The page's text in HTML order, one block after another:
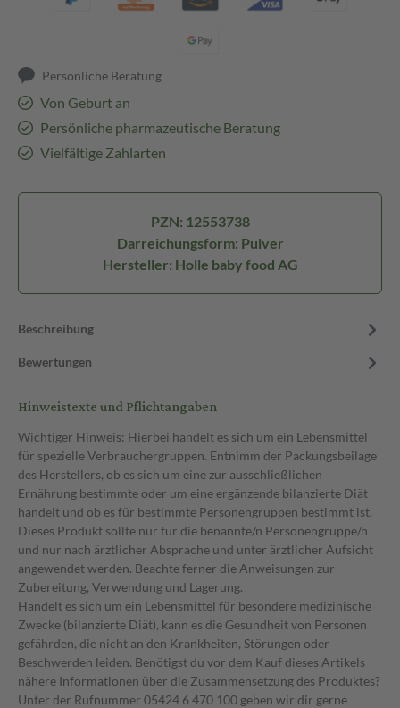
Persönliche Beratung
Von Geburt an
Persönliche pharmazeutische Beratung
Vielfältige Zahlarten
PZN: 12553738
Darreichungsform: Pulver
Hersteller: Holle baby food AG
Beschreibung
Bewertungen
Hinweistexte und Pflichtangaben
Wichtiger Hinweis: Hierbei handelt es sich um ein Lebensmittel
für spezielle Verbrauchergruppen. Entnimm der Packungsbeilage
des Herstellers, ob es sich um eine zur ausschließlichen
Ernährung bestimmte oder um eine ergänzende bilanzierte Diät
handelt und ob es für bestimmte Personengruppen bestimmt ist.
Dieses Produkt sollte nur für die benannte/n Personengruppe/n
und nur nach ärztlicher Absprache und unter ärztlicher Aufsicht
angewendet werden. Beachte ferner die Anweisungen zur
Zubereitung, Verwendung und Lagerung.
Handelt es sich um ein Lebensmittel für besondere medizinische
Zwecke (bilanzierte Diät), kann es die Gesundheit von Personen
gefährden, die nicht an den Krankheiten, Störungen oder
Beschwerden leiden. Benötigst du vor dem Kauf dieses Artikels
nähere Informationen über die Zusammensetzung des Produktes?
Unter der Rufnummer 05424 6 470 100 geben wir dir gerne